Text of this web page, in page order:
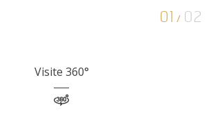
01 / 02
Visite 360°
NOUVEAUTÉS